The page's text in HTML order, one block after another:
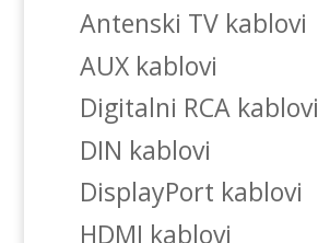
Antenski TV kablovi
AUX kablovi
Digitalni RCA kablovi
DIN kablovi
DisplayPort kablovi
HDMI kablovi